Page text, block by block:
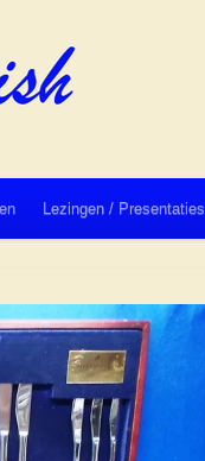
Lezingen / Presentaties